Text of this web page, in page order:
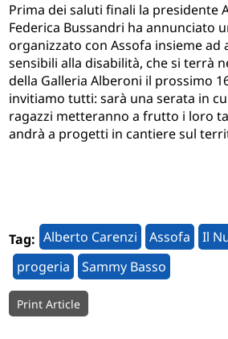
Prima dei saluti finali la presidente
Federica Bussandri ha annunciato
organizzato con Assofa insieme ad
sensibili alla disabilità, che si terrà
della Galleria Alberoni il prossimo
invitiamo tutti: sarà una serata in
ragazzi metteranno a frutto i loro
andrà a progetti in cantiere sul
Tag: Alberto Carenzi Assofa
Il
progeria
Sammy Basso
Print Article